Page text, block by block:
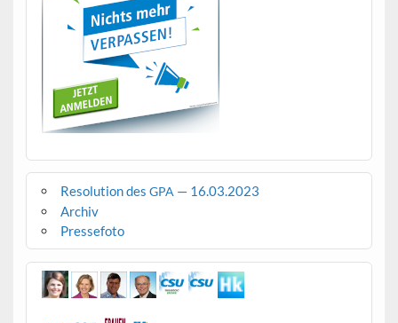
Resolution des GPA — 16.03.2023
Archiv
Pressefoto